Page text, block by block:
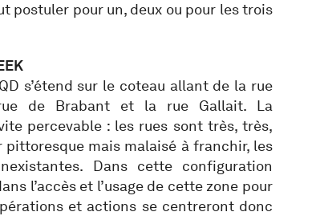
postuler pour un, deux ou pour les trois
s’étend sur le coteau allant de la rue
de Brabant et la rue Gallait. La
percevable : les rues sont très, très,
mais malaisé à franchir, les
Dans cette configuration
l’accès et l’usage de cette zone pour
et actions se centreront donc